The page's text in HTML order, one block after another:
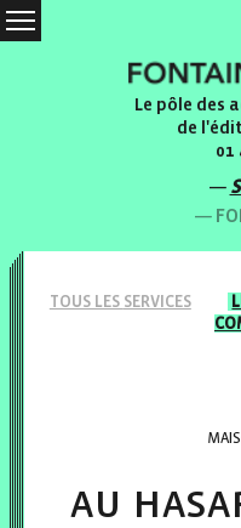
Le pôle des
de
01
TOUS LES SERVICES
au